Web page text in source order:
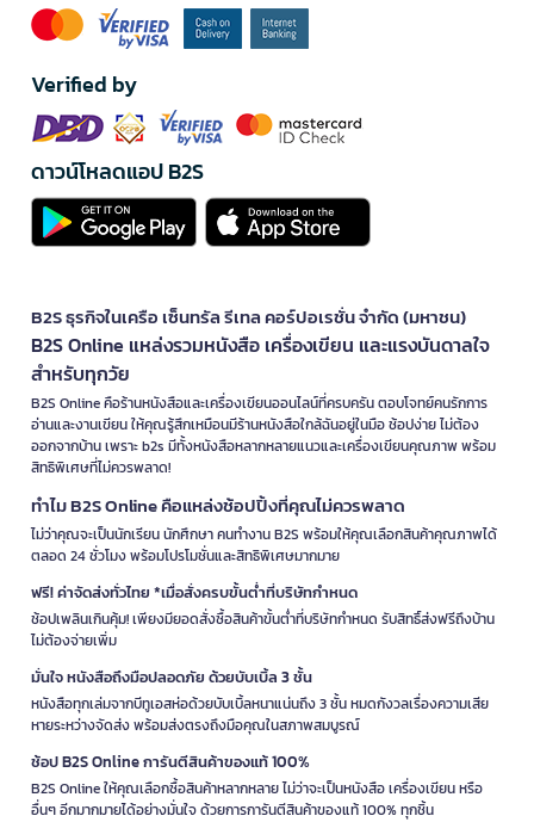
Verified by
ดาวน์โหลดแอป B2S
B2S ธุรกิจในเครือ เซ็นทรัล รีเทล คอร์ปอเรชั่น จำกัด (มหาชน)
B2S Online แหล่งรวมหนังสือ เครื่องเขียน และแรงบันดาลใจ
สำหรับทุกวัย
B2S Online คือร้านหนังสือและเครื่องเขียนออนไลน์ที่ครบครัน ตอบโจทย์คนรักการ
อ่านและงานเขียน ให้คุณรู้สึกเหมือนมีร้านหนังสือใกล้ฉันอยู่ในมือ ช้อปง่าย ไม่ต้อง
ออกจากบ้าน เพราะ b2s มีทั้งหนังสือหลากหลายแนวและเครื่องเขียนคุณภาพ พร้อม
สิทธิพิเศษที่ไม่ควรพลาด!
ทำไม B2S Online คือแหล่งช้อปปิ้งที่คุณไม่ควรพลาด
ไม่ว่าคุณจะเป็นนักเรียน นักศึกษา คนทำงาน B2S พร้อมให้คุณเลือกสินค้าคุณภาพได้
ตลอด 24 ชั่วโมง พร้อมโปรโมชั่นและสิทธิพิเศษมากมาย
ฟรี! ค่าจัดส่งทั่วไทย *เมื่อสั่งครบขั้นต่ำที่บริษัทกำหนด
ช้อปเพลินเกินคุ้ม! เพียงมียอดสั่งซื้อสินค้าขั้นต่ำที่บริษัทกำหนด รับสิทธิ์ส่งฟรีถึงบ้าน
ไม่ต้องจ่ายเพิ่ม
มั่นใจ หนังสือถึงมือปลอดภัย ด้วยบับเบิ้ล 3 ชั้น
หนังสือทุกเล่มจากบีทูเอสห่อด้วยบับเบิ้ลหนาแน่นถึง 3 ชั้น หมดกังวลเรื่องความเสีย
หายระหว่างจัดส่ง พร้อมส่งตรงถึงมือคุณในสภาพสมบูรณ์
ช้อป B2S Online การันตีสินค้าของแท้ 100%
B2S Online ให้คุณเลือกซื้อสินค้าหลากหลาย ไม่ว่าจะเป็นหนังสือ เครื่องเขียน หรือ
อื่นๆ อีกมากมายได้อย่างมั่นใจ ด้วยการการันตีสินค้าของแท้ 100% ทุกชิ้น